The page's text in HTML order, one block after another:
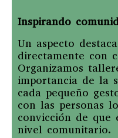
Inspirando
Un aspecto
directamente con
Organizamos
importancia de la
cada pequeño
con las personas
convicción de que
nivel comunitario.